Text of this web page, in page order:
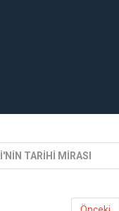
TARİHİ MİRASI